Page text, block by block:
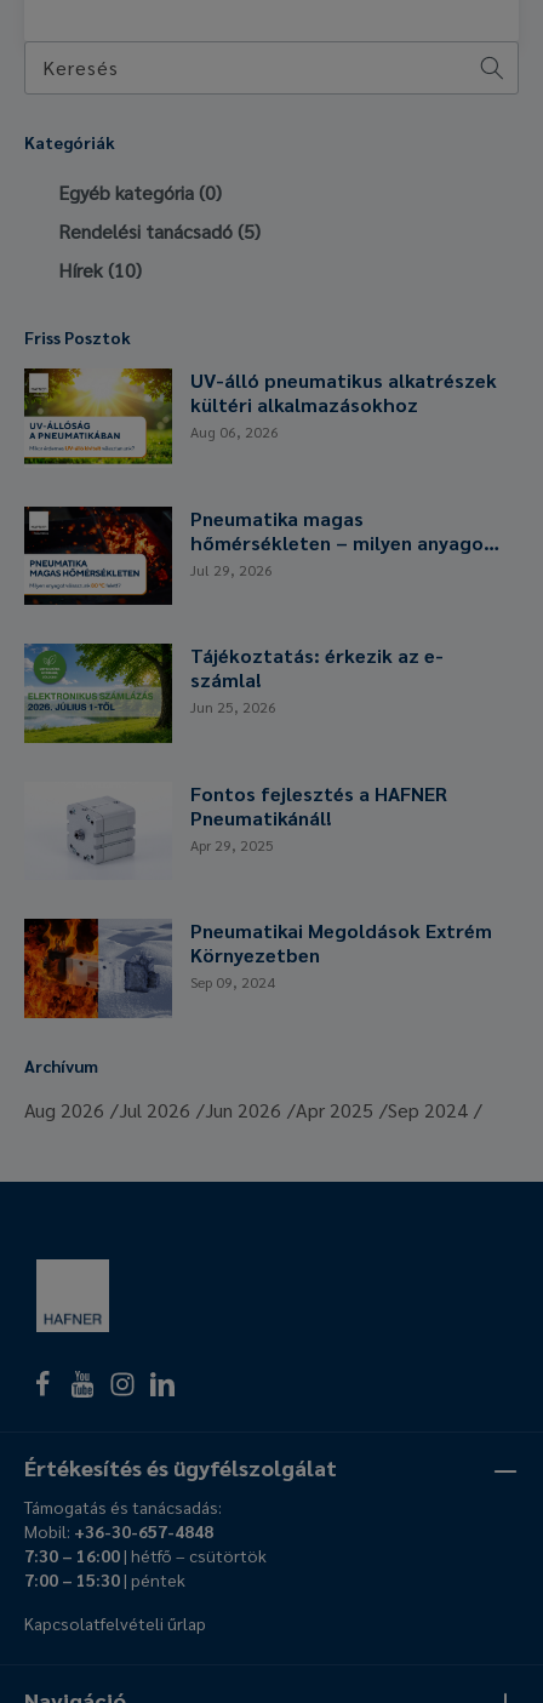
Keresés
Kategóriák
Egyéb kategória (0)
Rendelési tanácsadó (5)
Hírek (10)
Friss Posztok
UV-álló pneumatikus alkatrészek
kültéri alkalmazásokhoz
Aug 06, 2026
Pneumatika magas
hőmérsékleten – milyen anyagot
és tömítést válasszunk 80°C
Jul 29, 2026
Tájékoztatás: érkezik az e-
számla!
Jun 25, 2026
Fontos fejlesztés a HAFNER
Pneumatikánál!
Apr 29, 2025
Pneumatikai Megoldások Extrém
Környezetben
Sep 09, 2024
Archívum
Aug 2026 Jul 2026 Jun 2026 Apr 2025 Sep 2024
Értékesítés és ügyfélszolgálat
Támogatás és tanácsadás:
Mobil: +36-30-657-4848
7:30 – 16:00| hétfő – csütörtök
7:00 – 15:30| péntek
Kapcsolatfelvételi űrlap